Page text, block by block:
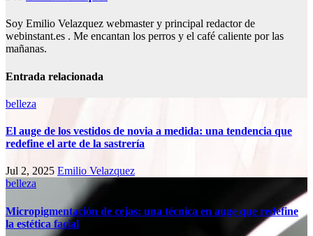
Soy Emilio Velazquez webmaster y principal redactor de
webinstant.es . Me encantan los perros y el café caliente por las
mañanas.
Entrada relacionada
belleza
El auge de los vestidos de novia a medida: una tendencia que
redefine el arte de la sastrería
Jul 2, 2025 Emilio Velazquez
belleza
Micropigmentación de cejas: una técnica en auge que redefine
la estética facial